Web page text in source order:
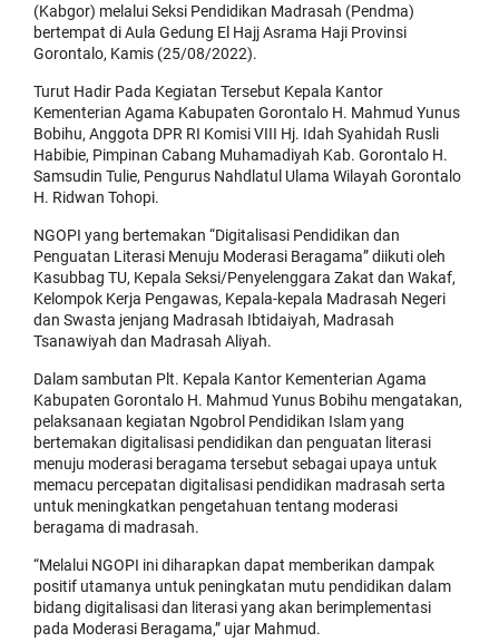
(Kabgor) melalui Seksi Pendidikan Madrasah (Pendma)
bertempat di Aula Gedung El Hajj Asrama Haji Provinsi
Gorontalo, Kamis (25/08/2022).
Turut Hadir Pada Kegiatan Tersebut Kepala Kantor
Kementerian Agama Kabupaten Gorontalo H. Mahmud Yunus
Bobihu, Anggota DPR RI Komisi VIII Hj. Idah Syahidah Rusli
Habibie, Pimpinan Cabang Muhamadiyah Kab. Gorontalo H.
Samsudin Tulie, Pengurus Nahdlatul Ulama Wilayah Gorontalo
H. Ridwan Tohopi.
NGOPI yang bertemakan “Digitalisasi Pendidikan dan
Penguatan Literasi Menuju Moderasi Beragama” diikuti oleh
Kasubbag TU, Kepala Seksi/Penyelenggara Zakat dan Wakaf,
Kelompok Kerja Pengawas, Kepala-kepala Madrasah Negeri
dan Swasta jenjang Madrasah Ibtidaiyah, Madrasah
Tsanawiyah dan Madrasah Aliyah.
Dalam sambutan Plt. Kepala Kantor Kementerian Agama
Kabupaten Gorontalo H. Mahmud Yunus Bobihu mengatakan,
pelaksanaan kegiatan Ngobrol Pendidikan Islam yang
bertemakan digitalisasi pendidikan dan penguatan literasi
menuju moderasi beragama tersebut sebagai upaya untuk
memacu percepatan digitalisasi pendidikan madrasah serta
untuk meningkatkan pengetahuan tentang moderasi
beragama di madrasah.
“Melalui NGOPI ini diharapkan dapat memberikan dampak
positif utamanya untuk peningkatan mutu pendidikan dalam
bidang digitalisasi dan literasi yang akan berimplementasi
pada Moderasi Beragama,” ujar Mahmud.